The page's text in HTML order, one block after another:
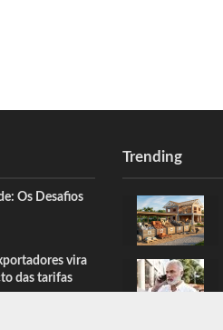
Os Desafios
vira
das tarifas
Trending